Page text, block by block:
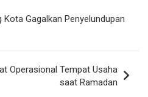
Gagalkan Penyelundupan
Operasional Tempat Usaha
saat Ramadan